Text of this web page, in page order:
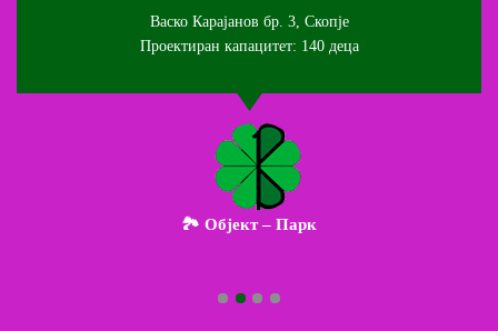
Васко Карајанов бр. 3, Скопје
Проектиран капацитет: 140 деца
🏞️ Објект – Парк